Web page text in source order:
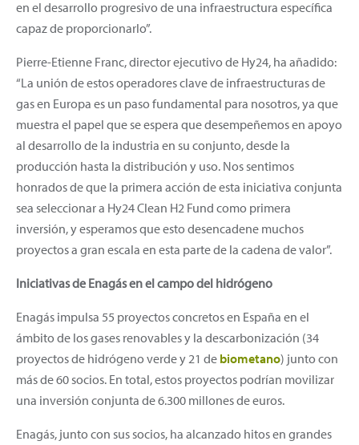
en el desarrollo progresivo de una infraestructura específica
capaz de proporcionarlo”.
Pierre-Etienne Franc, director ejecutivo de Hy24, ha añadido:
“La unión de estos operadores clave de infraestructuras de
gas en Europa es un paso fundamental para nosotros, ya que
muestra el papel que se espera que desempeñemos en apoyo
al desarrollo de la industria en su conjunto, desde la
producción hasta la distribución y uso. Nos sentimos
honrados de que la primera acción de esta iniciativa conjunta
sea seleccionar a Hy24 Clean H2 Fund como primera
inversión, y esperamos que esto desencadene muchos
proyectos a gran escala en esta parte de la cadena de valor”.
Iniciativas de Enagás en el campo del hidrógeno
Enagás impulsa 55 proyectos concretos en España en el
ámbito de los gases renovables y la descarbonización (34
proyectos de hidrógeno verde y 21 de biometano) junto con
más de 60 socios. En total, estos proyectos podrían movilizar
una inversión conjunta de 6.300 millones de euros.
Enagás, junto con sus socios, ha alcanzado hitos en grandes